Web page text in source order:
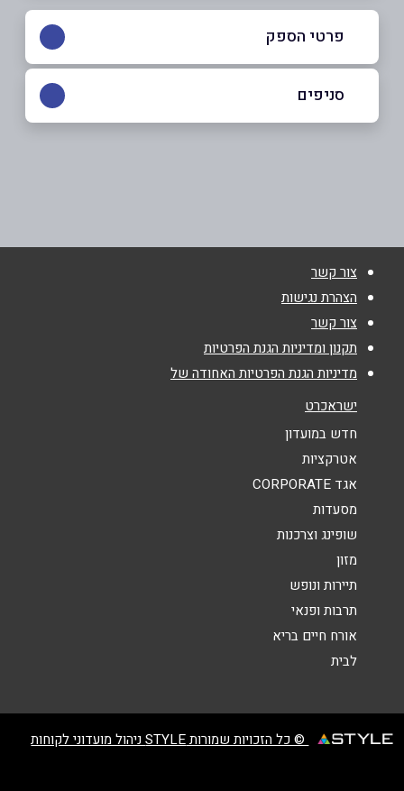
פרטי הספק
נושא*
אנא חזרו אלי בקשר ל...
סניפים
צור קשר
הצהרת נגישות
צור קשר
תקנון ומדיניות הגנת הפרטיות
מדיניות הגנת הפרטיות האחודה של
ישראכרט
חדש במועדון
אטרקציות
אגד CORPORATE
מסעדות
שופינג וצרכנות
מזון
תיירות ונופש
תרבות ופנאי
אורח חיים בריא
לבית
© כל הזכויות שמורות STYLE ניהול מועדוני לקוחות